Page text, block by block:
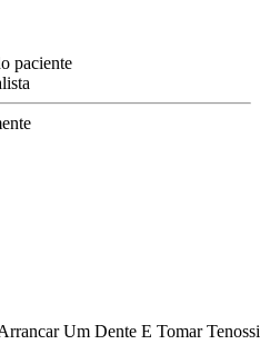
paciente
Um Dente E Tomar